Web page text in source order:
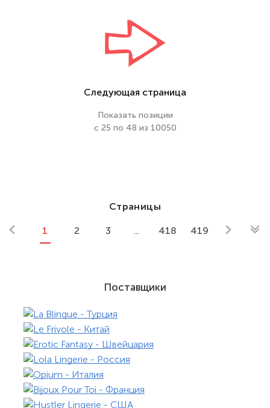
Следующая страница
Показать позиции
с 25 по 48 из 10050
Страницы
1 2 3 418 419
Поставщики